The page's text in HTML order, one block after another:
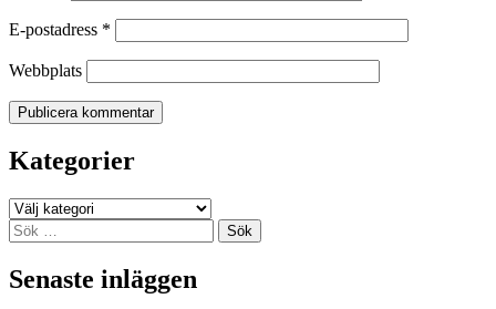
E-postadress *
Webbplats
Kategorier
Kategorier
Sök
efter:
Senaste inläggen